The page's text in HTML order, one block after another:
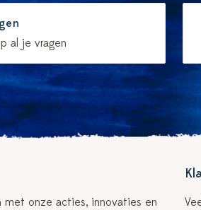
al je vragen
onze acties, innovaties en